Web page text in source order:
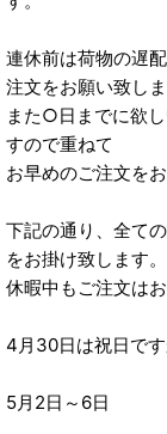
連休前は荷物の遅
注文をお願い致しま
また○日までに欲
すので重ねて
お早めのご注文を
下記の通り、全て
をお掛け致します。
休暇中もご注文は
4月30日は祝日です
5月2日～6日